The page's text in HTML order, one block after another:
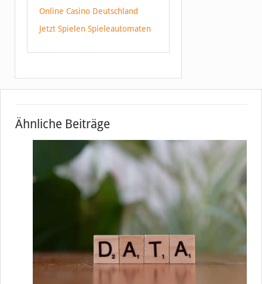
Online Casino Deutschland
Jetzt Spielen Spieleautomaten
Ähnliche Beiträge